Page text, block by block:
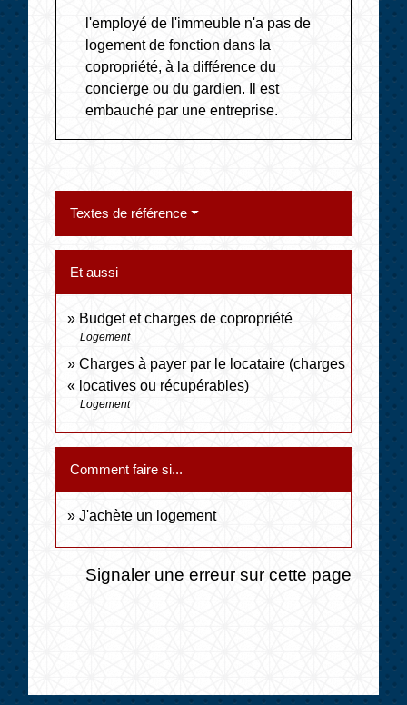
l'employé de l'immeuble n'a pas de
logement de fonction dans la
copropriété, à la différence du
concierge ou du gardien. Il est
embauché par une entreprise.
Textes de référence
Et aussi
Budget et charges de copropriété
Logement
Charges à payer par le locataire (charges
« locatives ou récupérables)
Logement
Comment faire si...
J'achète un logement
Signaler une erreur sur cette page